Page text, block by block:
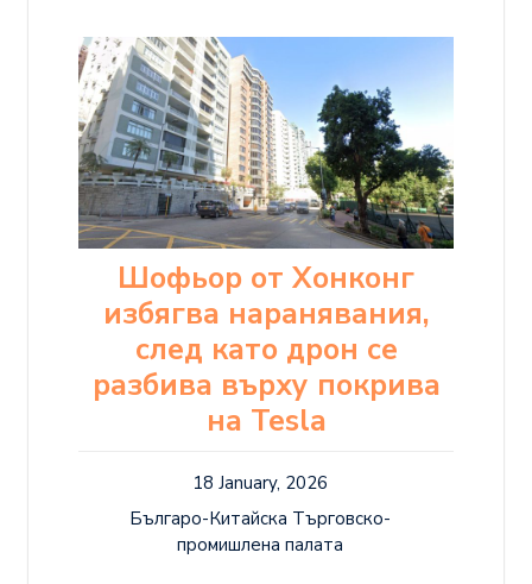
Шофьор от Хонконг
избягва наранявания,
след като дрон се
разбива върху покрива
на Tesla
18 January, 2026
Българо-Китайска Търговско-
промишлена палaта